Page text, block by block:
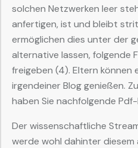
solchen Netzwerken leer
anfertigen, ist und bleibt
ermöglichen dies unter der
alternative lassen, folgende
freigeben (4). Eltern können
irgendeiner Blog genießen.
haben Sie nachfolgende
Der wissenschaftliche
werde wohl dahinter